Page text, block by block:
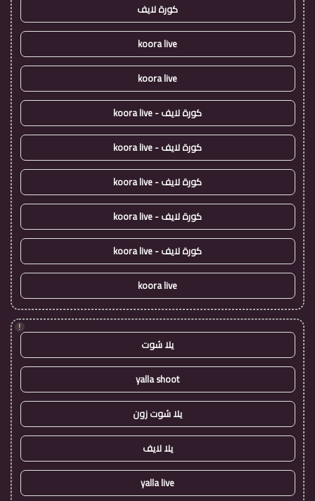
كورة لايف
koora live
koora live
كورة لايف - koora live
كورة لايف - koora live
كورة لايف - koora live
كورة لايف - koora live
كورة لايف - koora live
koora live
!
يلا شوت
yalla shoot
يلا شوت زون
يلا لايف
yalla live